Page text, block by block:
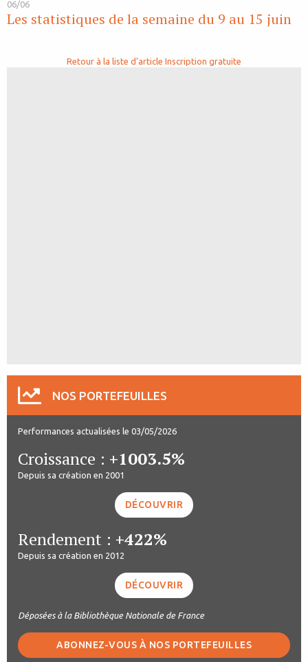
06/06
Les statistiques de la semaine du 9 au 15 juin
Retour à la liste d'article Inscription gratuite
NOS PORTEFEUILLES
Performances actualisées le 03/05/2026
Croissance : +1003.5%
Depuis sa création en 2001
DÉCOUVRIR
Rendement : +422%
Depuis sa création en 2012
DÉCOUVRIR
Déposées à la Bibliothèque Nationale de France
ABONNEZ-VOUS À NOS PORTEFEUILLES